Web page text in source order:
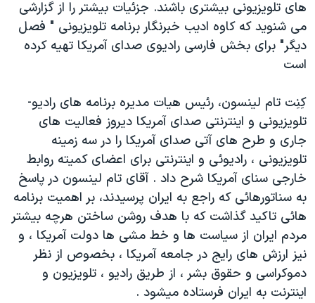
فرهنگ و زندگی
حقوق شهروندی
اقتصادی
اسرائیل در جنگ
گالری عکس
آرشیو پخش زنده
مستندها
انتخابات ریاست جمهوری آمریکا ۲۰۲۴
حمله جمهوری اسلامی به اسرائیل
ورزش زنان در ایران
اعتراضات زن، زندگی، آزادی
مجموعه مستندهای دادخواهی
تریبونال مردمی آبان ۹۸
دادگاه حمید نوری
چهل سال گروگان‌گیری
قانون شفافیت دارائی کادر رهبری ایران
اعتراضات مردمی آبان ۹۸
دنبال کنید
زبانهای مختلف
های تلويزيونی بيشتری باشند. جزئيات بيشتر را از گزارشی
می شنويد که کاوه اديب خبرنگار برنامه تلويزيونی " فصل
ديگر" برای بخش فارسی راديوی صدای آمريکا تهيه کرده
است
کِنِت تام لينسون، رئيس هيات مديره برنامه های راديو-
تلويزيونی و اينترنتی صدای آمريکا ديروز فعاليت های
جاری و طرح های آتی صدای آمريکا را در سه زمينه
تلويزيونی ، راديوئی و اينترنتی برای اعضای کميته روابط
خارجی سنای آمريکا شرح داد . آقای تام لينسون در پاسخ
به سناتورهائی که راجع به ايران پرسيدند، بر اهميت برنامه
هائی تاکيد گذاشت که با هدف روشن ساختن هرچه بيشتر
مردم ايران از سياست ها و خط مشی ها دولت آمريکا ، و
نيز ارزش های رايج در جامعه آمريکا ، بخصوص از نظر
دموکراسی و حقوق بشر ، از طريق راديو ، تلويزيون و
اينترنت به ايران فرستاده ميشود .